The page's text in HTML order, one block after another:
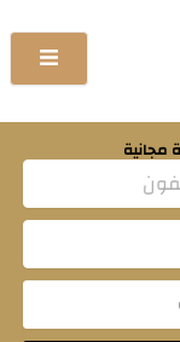
مجانية